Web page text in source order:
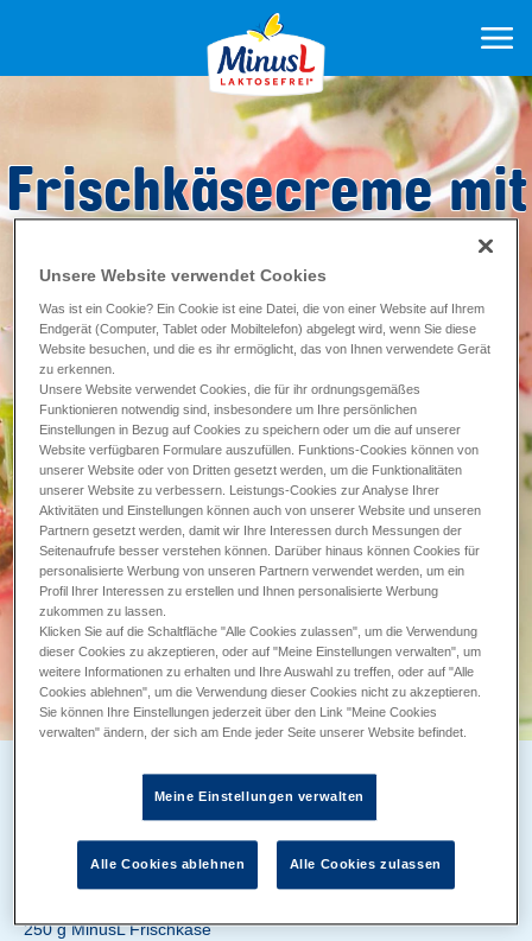
Frischkäsecreme mit
Radieschen
Zubereitung 10 min
Backzeit ca. 0 min
FRISCHKÄSECREME MIT RADIESCHEN
Zubereitung 10 min
Backzeit ca. 0 min
ZUTATEN
250 g MinusL Frischkäse
Unsere Website verwendet Cookies
Was ist ein Cookie? Ein Cookie ist eine Datei, die von einer Website auf Ihrem
Endgerät (Computer, Tablet oder Mobiltelefon) abgelegt wird, wenn Sie diese
Website besuchen, und die es ihr ermöglicht, das von Ihnen verwendete Gerät
zu erkennen.
Unsere Website verwendet Cookies, die für ihr ordnungsgemäßes
Funktionieren notwendig sind, insbesondere um Ihre persönlichen
Einstellungen in Bezug auf Cookies zu speichern oder um die auf unserer
Website verfügbaren Formulare auszufüllen. Funktions-Cookies können von
unserer Website oder von Dritten gesetzt werden, um die Funktionalitäten
unserer Website zu verbessern. Leistungs-Cookies zur Analyse Ihrer
Aktivitäten und Einstellungen können auch von unserer Website und unseren
Partnern gesetzt werden, damit wir Ihre Interessen durch Messungen der
Seitenaufrufe besser verstehen können. Darüber hinaus können Cookies für
personalisierte Werbung von unseren Partnern verwendet werden, um ein
Profil Ihrer Interessen zu erstellen und Ihnen personalisierte Werbung
zukommen zu lassen.
Klicken Sie auf die Schaltfläche "Alle Cookies zulassen", um die Verwendung
dieser Cookies zu akzeptieren, oder auf "Meine Einstellungen verwalten", um
weitere Informationen zu erhalten und Ihre Auswahl zu treffen, oder auf "Alle
Cookies ablehnen", um die Verwendung dieser Cookies nicht zu akzeptieren.
Sie können Ihre Einstellungen jederzeit über den Link "Meine Cookies
verwalten" ändern, der sich am Ende jeder Seite unserer Website befindet.
Meine Einstellungen verwalten
Alle Cookies ablehnen Alle Cookies zulassen